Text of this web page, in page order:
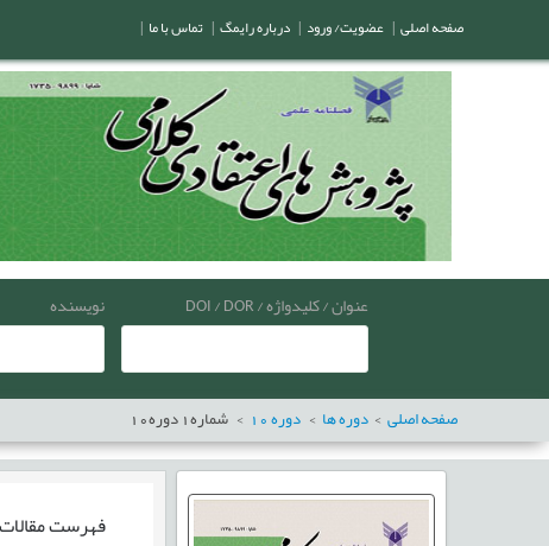
عنوان / کلیدواژه / DOI / DOR نویسنده
صفحه اصلی دوره ها دوره شماره1دوره10
فهرست مقالات
صفحه اصلی | عضویت/ ورود | درباره رایمگ | تماس با ما |